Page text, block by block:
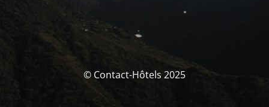
© Contact-Hôtels 2025